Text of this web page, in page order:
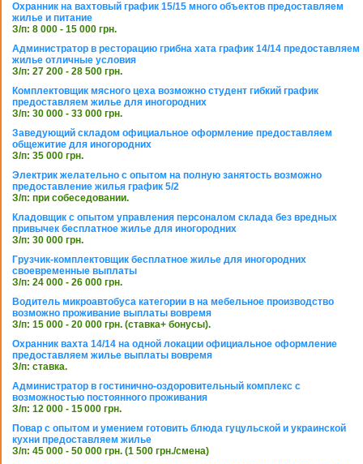
Охранник на вахтовый график 15/15 много объектов предоставляем
жилье и питание
З/п: 8 000 - 15 000 грн.
Администратор в ресторацию грибна хата график 14/14 предоставляем
жилье отличные условия
З/п: 27 200 - 28 500 грн.
Комплектовщик мясного цеха возможно студент гибкий график
предоставляем жилье для иногородних
З/п: 30 000 - 33 000 грн.
Заведующий складом официальное оформление предоставляем
общежитие для иногородних
З/п: 35 000 грн.
Электрик желательно с опытом на полную занятость возможно
предоставление жилья график 5/2
З/п: при собеседовании.
Кладовщик с опытом управления персоналом склада без вредных
привычек бесплатное жилье для иногородних
З/п: 30 000 грн.
Грузчик-комплектовщик бесплатное жилье для иногородних
своевременные выплаты
З/п: 24 000 - 26 000 грн.
Водитель микроавтобуса категории в на мебельное производство
возможно проживание выплаты вовремя
З/п: 15 000 - 20 000 грн. (ставка+ бонусы).
Охранник вахта 14/14 на одной локации официальное оформление
предоставляем жилье выплаты вовремя
З/п: ставка.
Администратор в гостинично-оздоровительный комплекс с
возможностью постоянного проживания
З/п: 12 000 - 15 000 грн.
Повар с опытом и умением готовить блюда гуцульской и украинской
кухни предоставляем жилье
З/п: 45 000 - 50 000 грн. (1 500 грн./смена)